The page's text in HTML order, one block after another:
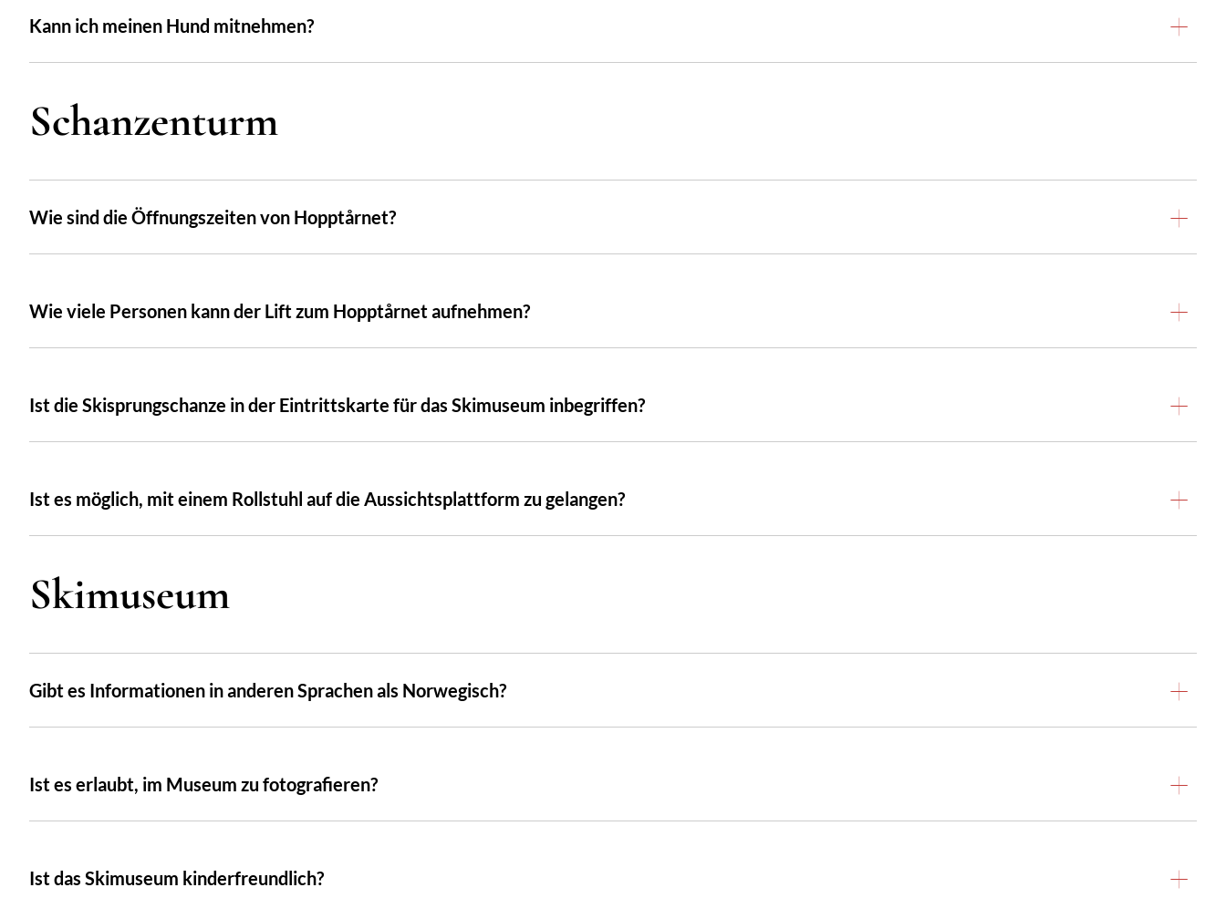
Kann ich meinen Hund mitnehmen?
Schanzenturm
Wie sind die Öffnungszeiten von Hopptårnet?
Wie viele Personen kann der Lift zum Hopptårnet aufnehmen?
Ist die Skisprungschanze in der Eintrittskarte für das Skimuseum inbegriffen?
Ist es möglich, mit einem Rollstuhl auf die Aussichtsplattform zu gelangen?
Skimuseum
Gibt es Informationen in anderen Sprachen als Norwegisch?
Ist es erlaubt, im Museum zu fotografieren?
Ist das Skimuseum kinderfreundlich?